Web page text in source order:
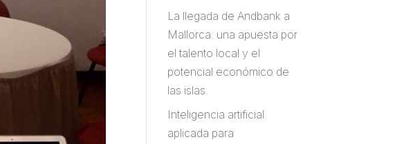
La llegada de Andbank a
Mallorca: una apuesta por
el talento local y el
potencial económico de
las islas.
Inteligencia artificial
aplicada para